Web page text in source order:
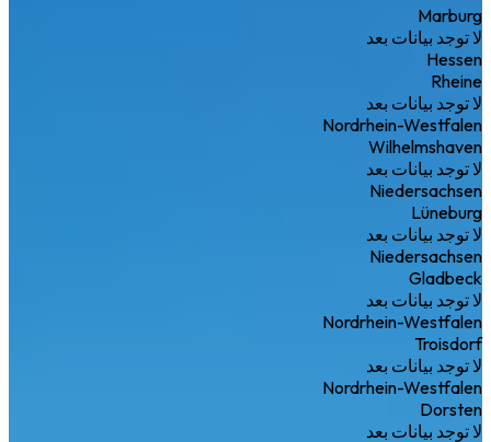
Marburg
لا توجد بيانات بعد
Hessen
Rheine
لا توجد بيانات بعد
Nordrhein-Westfalen
Wilhelmshaven
لا توجد بيانات بعد
Niedersachsen
Lüneburg
لا توجد بيانات بعد
Niedersachsen
Gladbeck
لا توجد بيانات بعد
Nordrhein-Westfalen
Troisdorf
لا توجد بيانات بعد
Nordrhein-Westfalen
Dorsten
لا توجد بيانات بعد